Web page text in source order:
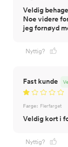
Veldig
Noe videre
jeg fornøyd
Nyttig?
Fast kunde
Farge: Flerfarget
Veldig kort i
Nyttig?